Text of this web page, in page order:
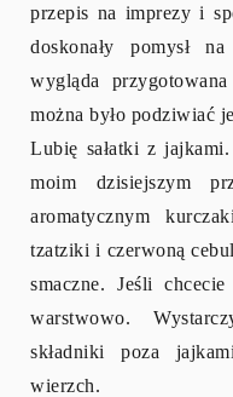
przepis na imprezy i
doskonały pomysł
wygląda
można było podziwiać
Lubię sałatki z
moim dzisiejszym
aromatycznym
tzatziki i czerwoną
smaczne. Jeśli
warstwowo.
składniki poza
wierzch.